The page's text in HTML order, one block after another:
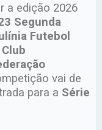
a edição 2026
Segunda
Futebol
vai de
para a Série